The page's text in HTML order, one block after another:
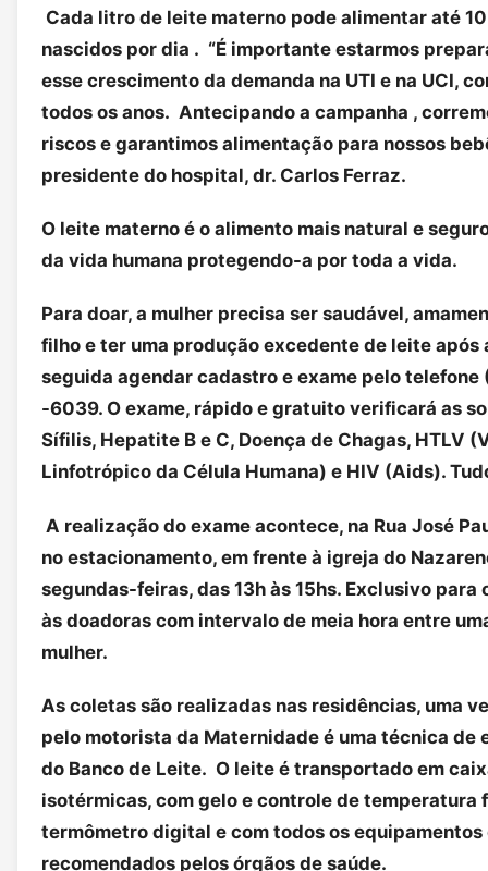
Cada litro de leite materno pode alimentar até 10
nascidos por dia . “É importante estarmos
esse crescimento da demanda na UTI e na UCI,
todos os anos. Antecipando a campanha ,
riscos e garantimos alimentação para nossos
presidente do hospital, dr. Carlos Ferraz.
O leite materno é o alimento mais natural e
da vida humana protegendo-a por toda a vida.
Para doar, a mulher precisa ser saudável,
filho e ter uma produção excedente de leite após
seguida agendar cadastro e exame pelo telefone
-6039. O exame, rápido e gratuito verificará as
Sífilis, Hepatite B e C, Doença de Chagas, HTLV
Linfotrópico da Célula Humana) e HIV (Aids).
A realização do exame acontece, na Rua José
no estacionamento, em frente à igreja do
segundas-feiras, das 13h às 15hs. Exclusivo para
às doadoras com intervalo de meia hora entre
mulher.
As coletas são realizadas nas residências, uma
pelo motorista da Maternidade é uma técnica de
do Banco de Leite. O leite é transportado em
isotérmicas, com gelo e controle de temperatura
termômetro digital e com todos os equipamentos
recomendados pelos órgãos de saúde.